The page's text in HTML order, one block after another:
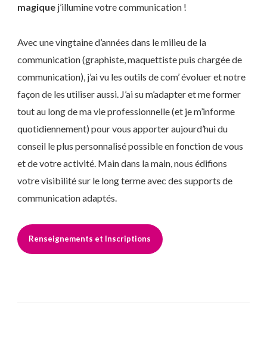
magique j’illumine votre communication !
Avec une vingtaine d’années dans le milieu de la
communication (graphiste, maquettiste puis chargée de
communication), j’ai vu les outils de com’ évoluer et notre
façon de les utiliser aussi. J’ai su m’adapter et me former
tout au long de ma vie professionnelle (et je m’informe
quotidiennement) pour vous apporter aujourd’hui du
conseil le plus personnalisé possible en fonction de vous
et de votre activité. Main dans la main, nous édifions
votre visibilité sur le long terme avec des supports de
communication adaptés.
Renseignements et Inscriptions